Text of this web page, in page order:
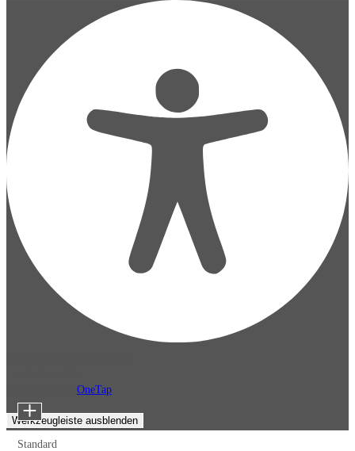
OneTap
Werkzeugleiste ausblenden
Standard